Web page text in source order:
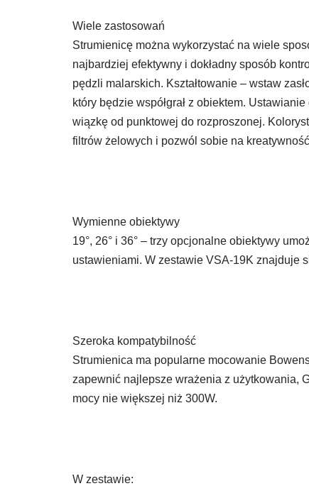
Wiele zastosowań
Strumienicę można wykorzystać na wiele
najbardziej efektywny i dokładny sposób
pędzli malarskich. Kształtowanie – wstaw
który będzie współgrał z obiektem.
wiązkę od punktowej do rozproszonej.
filtrów żelowych i pozwól sobie na
Wymienne obiektywy
19°, 26° i 36° – trzy opcjonalne obiektywy
ustawieniami. W zestawie VSA-19K znajduje
Szeroka kompatybilność
Strumienica ma popularne mocowanie
zapewnić najlepsze wrażenia z użytkowania,
mocy nie większej niż 300W.
W zestawie: